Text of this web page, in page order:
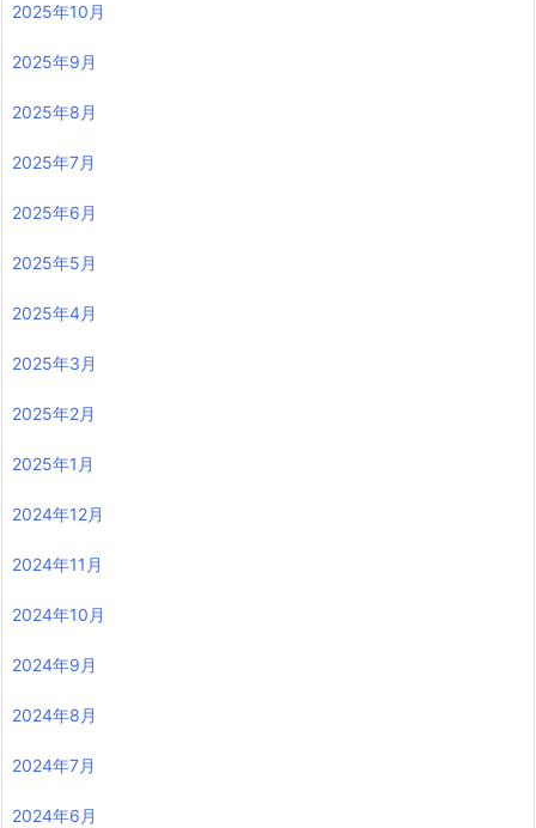
2025年10月
2025年9月
2025年8月
2025年7月
2025年6月
2025年5月
2025年4月
2025年3月
2025年2月
2025年1月
2024年12月
2024年11月
2024年10月
2024年9月
2024年8月
2024年7月
2024年6月